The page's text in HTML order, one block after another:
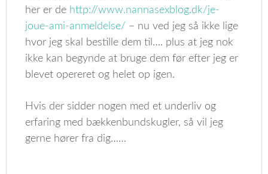
her er de http://www.nannasexblog.dk/je-
joue-ami-anmeldelse/ – nu ved jeg så ikke lige
hvor jeg skal bestille dem til…. plus at jeg nok
ikke kan begynde at bruge dem før efter jeg er
blevet opereret og helet op igen.
Hvis der sidder nogen med et underliv og
erfaring med bækkenbundskugler, så vil jeg
gerne hører fra dig……